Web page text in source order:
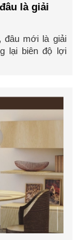
là giải
đâu mới là giải
lại biên độ lợi